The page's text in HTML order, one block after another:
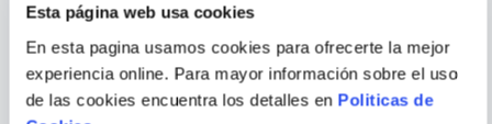
Esta página web usa cookies
En esta pagina usamos cookies para ofrecerte la mejor
experiencia online. Para mayor información sobre el uso
de las cookies encuentra los detalles en Politicas de
Escribir comentario
LOST IN TRASLATION AGAIN:
UN COMPENDIO ILUSTRADO
DE EXPRESIONES
LA LINEA DE FUGA